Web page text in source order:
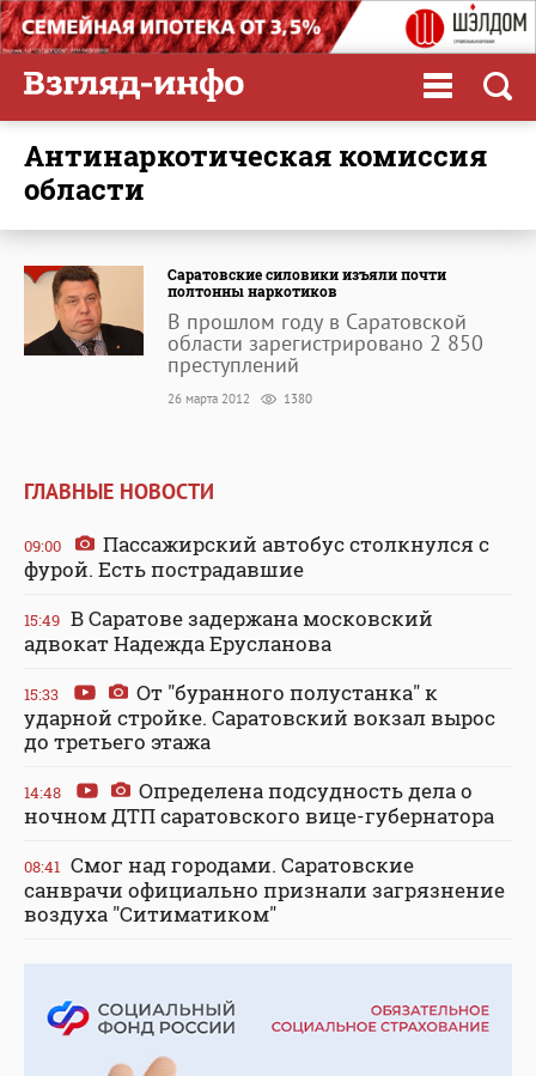
антинаркотическая комиссия
области
Саратовские силовики изъяли почти
полтонны наркотиков
В прошлом году в Саратовской
области зарегистрировано 2 850
преступлений
26 марта 2012 1380
ГЛАВНЫЕ НОВОСТИ
09:00
Пассажирский автобус столкнулся с
фурой. Есть пострадавшие
15:49 В Саратове задержана московский
адвокат Надежда Ерусланова
15:33
От "буранного полустанка" к
ударной стройке. Саратовский вокзал вырос
до третьего этажа
14:48
Определена подсудность дела о
ночном ДТП саратовского вице-губернатора
08:41 Смог над городами. Саратовские
санврачи официально признали загрязнение
воздуха "Ситиматиком"